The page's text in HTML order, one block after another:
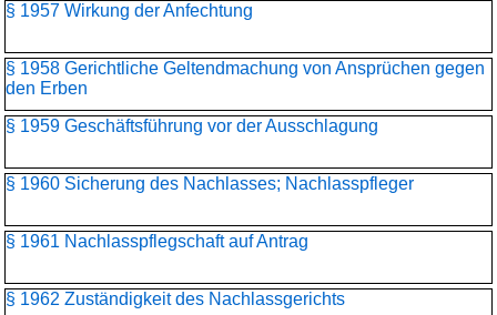
§ 1957 Wirkung der Anfechtung
§ 1958 Gerichtliche Geltendmachung von Ansprüchen gegen
den Erben
§ 1959 Geschäftsführung vor der Ausschlagung
§ 1960 Sicherung des Nachlasses; Nachlasspfleger
§ 1961 Nachlasspflegschaft auf Antrag
§ 1962 Zuständigkeit des Nachlassgerichts